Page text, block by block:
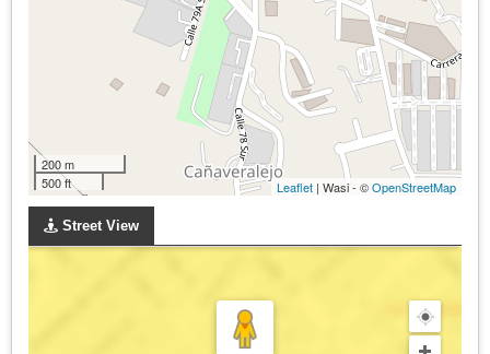
200 m
500 ft
Leaflet | Wasi - ©OpenStreetMap
Street View